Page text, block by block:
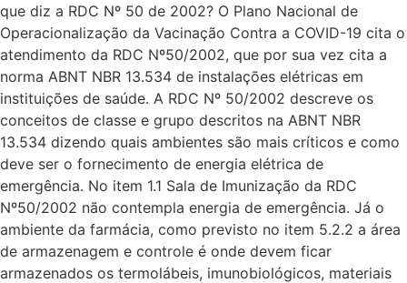
que diz a RDC Nº 50 de 2002? O Plano Nacional de
Operacionalização da Vacinação Contra a COVID-19 cita o
atendimento da RDC Nº50/2002, que por sua vez cita a
norma ABNT NBR 13.534 de instalações elétricas em
instituições de saúde. A RDC Nº 50/2002 descreve os
conceitos de classe e grupo descritos na ABNT NBR
13.534 dizendo quais ambientes são mais críticos e como
deve ser o fornecimento de energia elétrica de
emergência. No item 1.1 Sala de Imunização da RDC
Nº50/2002 não contempla energia de emergência. Já o
ambiente da farmácia, como previsto no item 5.2.2 a área
de armazenagem e controle é onde devem ficar
armazenados os termolábeis, imunobiológicos, materiais